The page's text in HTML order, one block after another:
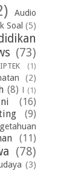
Audio
Soal (5)
(73)
IPTEK (1)
(2)
(8) (1)
(16)
(9)
(11)
(78)
(3)